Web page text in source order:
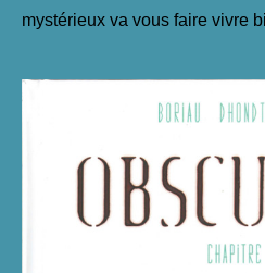
mystérieux va vous faire vivre